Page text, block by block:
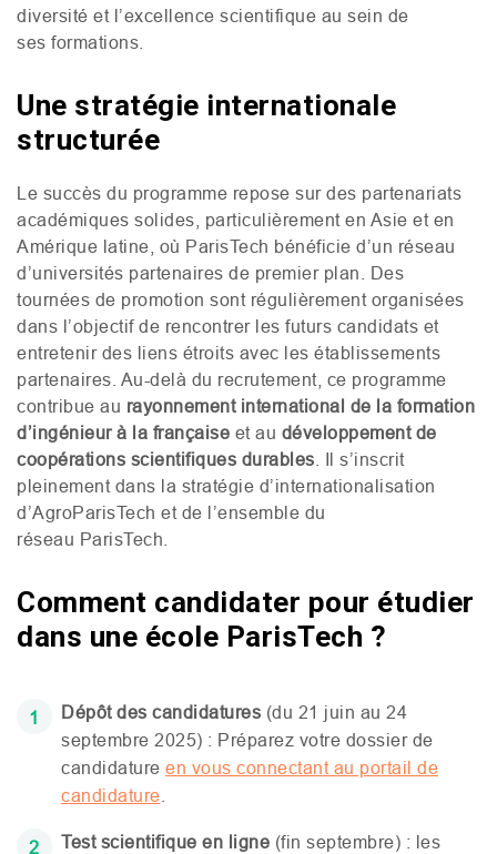
diversité et l’excellence scientifique au sein de
ses formations.
Une stratégie internationale
structurée
Le succès du programme repose sur des partenariats
académiques solides, particulièrement en Asie et en
Amérique latine, où ParisTech bénéficie d’un réseau
d’universités partenaires de premier plan. Des
tournées de promotion sont régulièrement organisées
dans l’objectif de rencontrer les futurs candidats et
entretenir des liens étroits avec les établissements
partenaires. Au-delà du recrutement, ce programme
contribue au rayonnement international de la formation
d’ingénieur à la française et au développement de
coopérations scientifiques durables . Il s’inscrit
pleinement dans la stratégie d’internationalisation
d’AgroParisTech et de l’ensemble du
réseau ParisTech.
Comment candidater pour étudier
dans une école ParisTech ?
Dépôt des candidatures (du 21 juin au 24
septembre 2025) : Préparez votre dossier de
candidature en vous connectant au portail de
candidature
Test scientifique en ligne (fin septembre) : les